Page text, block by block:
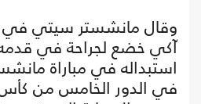
وقال مانشستر سيتي في
آكي خضع لجراحة في
استبداله في مباراة
في الدور الخامس من كأس